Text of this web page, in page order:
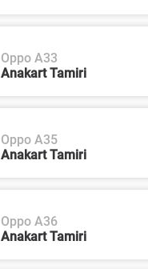
Oppo A33
Anakart Tamiri
Oppo A35
Anakart Tamiri
Oppo A36
Anakart Tamiri